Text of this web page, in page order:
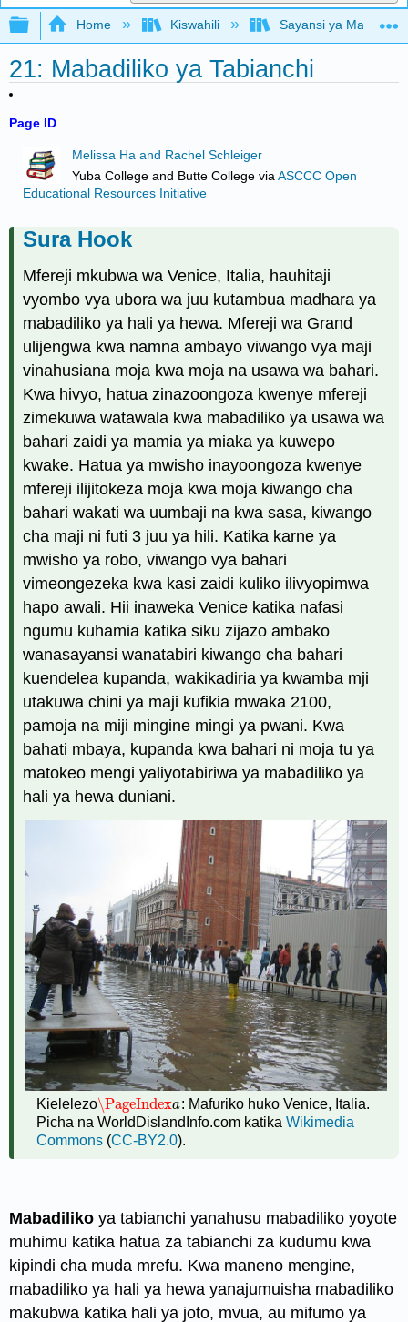
Expand/collapse global hierarchy
Home Kiswahili Sayansi ya
21: Mabadiliko ya Tabianchi
Page ID
Melissa Ha and Rachel Schleiger
Yuba College and Butte College viaASCCC Open
Educational Resources Initiative
Sura Hook
Mfereji mkubwa wa Venice, Italia, hauhitaji
vyombo vya ubora wa juu kutambua madhara ya
mabadiliko ya hali ya hewa. Mfereji wa Grand
ulijengwa kwa namna ambayo viwango vya maji
vinahusiana moja kwa moja na usawa wa bahari.
Kwa hivyo, hatua zinazoongoza kwenye mfereji
zimekuwa watawala kwa mabadiliko ya usawa wa
bahari zaidi ya mamia ya miaka ya kuwepo
kwake. Hatua ya mwisho inayoongoza kwenye
mfereji ilijitokeza moja kwa moja kiwango cha
bahari wakati wa uumbaji na kwa sasa, kiwango
cha maji ni futi 3 juu ya hili. Katika karne ya
mwisho ya robo, viwango vya bahari
vimeongezeka kwa kasi zaidi kuliko ilivyopimwa
hapo awali. Hii inaweka Venice katika nafasi
ngumu kuhamia katika siku zijazo ambako
wanasayansi wanatabiri kiwango cha bahari
kuendelea kupanda, wakikadiria ya kwamba mji
utakuwa chini ya maji kufikia mwaka 2100,
pamoja na miji mingine mingi ya pwani. Kwa
bahati mbaya, kupanda kwa bahari ni moja tu ya
matokeo mengi yaliyotabiriwa ya mabadiliko ya
hali ya hewa duniani.
Kielelezo\PageIndexa
\PageIndexa: Mafuriko huko Venice, Italia.
Picha na WorldDislandInfo.com katikaWikimedia
Commons (CC-BY2.0).
Mabadiliko ya tabianchi yanahusu mabadiliko yoyote
muhimu katika hatua za tabianchi za kudumu kwa
kipindi cha muda mrefu. Kwa maneno mengine,
mabadiliko ya hali ya hewa yanajumuisha mabadiliko
makubwa katika hali ya joto, mvua, au mifumo ya